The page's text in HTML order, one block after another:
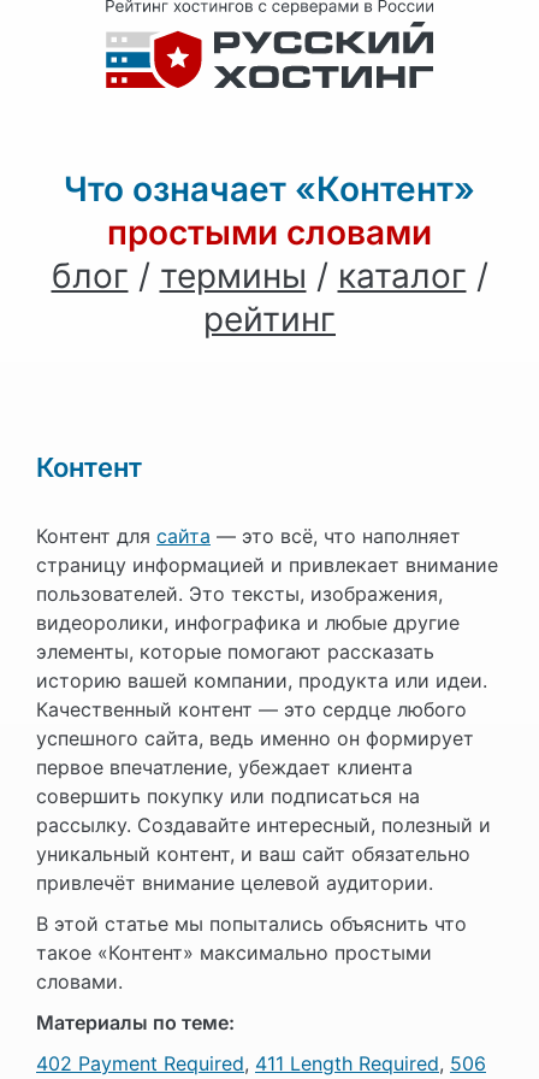
Что означает «Контент»
простыми словами
блог / термины / каталог /
рейтинг
Контент
Контент для сайта — это всё, что наполняет
страницу информацией и привлекает внимание
пользователей. Это тексты, изображения,
видеоролики, инфографика и любые другие
элементы, которые помогают рассказать
историю вашей компании, продукта или идеи.
Качественный контент — это сердце любого
успешного сайта, ведь именно он формирует
первое впечатление, убеждает клиента
совершить покупку или подписаться на
рассылку. Создавайте интересный, полезный и
уникальный контент, и ваш сайт обязательно
привлечёт внимание целевой аудитории.
В этой статье мы попытались объяснить что
такое «Контент» максимально простыми
словами.
Материалы по теме:
402 Payment Required, 411 Length Required, 506